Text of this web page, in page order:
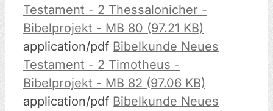
Testament - 2 Thessalonicher -
Bibelprojekt - MB 80 (97.21 KB)
application/pdf Bibelkunde Neues
Testament - 2 Timotheus -
Bibelprojekt - MB 82 (97.06 KB)
application/pdf Bibelkunde Neues